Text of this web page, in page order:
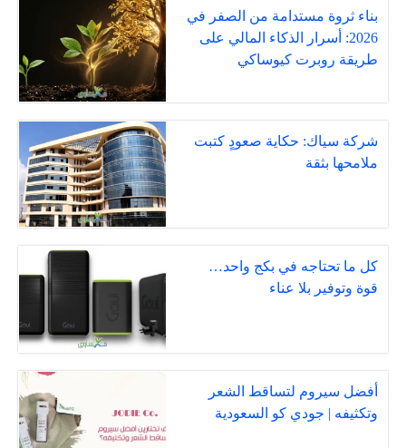
بناء ثروة مستدامة من الصفر في
2026: أسرار الذكاء المالي على
طريقة روبرت كيوساكي
شركة سياك: حكاية صعودٍ كتبت
ملامحها بثقة
كل ما تحتاجه في بكج واحد…
قوة وتوفير بلا عناء
أفضل سيروم لتساقط الشعر
وتكثيفه | جودي كو السعودية